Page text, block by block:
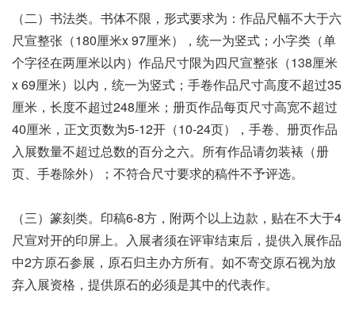
（二）书法类。书体不限，形式要求为：作品尺幅不大于六
尺宣整张（180厘米x 97厘米），统一为竖式；小字类（单
个字径在两厘米以内）作品尺寸限为四尺宣整张（138厘米
x 69厘米）以内，统一为竖式；手卷作品尺寸高度不超过35
厘米，长度不超过248厘米；册页作品每页尺寸高宽不超过
40厘米，正文页数为5-12开（10-24页），手卷、册页作品
入展数量不超过总数的百分之六。所有作品请勿装裱（册
页、手卷除外）；不符合尺寸要求的稿件不予评选。
（三）篆刻类。印稿6-8方，附两个以上边款，贴在不大于4
尺宣对开的印屏上。入展者须在评审结束后，提供入展作品
中2方原石参展，原石归主办方所有。如不寄交原石视为放
弃入展资格，提供原石的必须是其中的代表作。